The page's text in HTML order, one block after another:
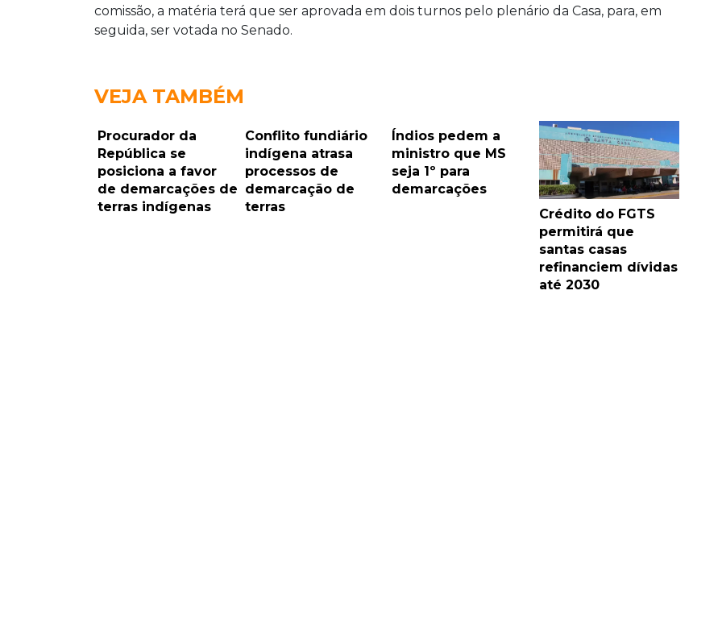
comissão, a matéria terá que ser aprovada em dois turnos pelo plenário da Casa, para, em
seguida, ser votada no Senado.
VEJA TAMBÉM
Procurador da
República se
posiciona a favor
de demarcações de
terras indígenas
Conflito fundiário
indígena atrasa
processos de
demarcação de
terras
Índios pedem a
ministro que MS
seja 1º para
demarcações
Crédito do FGTS
permitirá que
santas casas
refinanciem dívidas
até 2030